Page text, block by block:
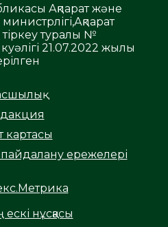
Ақпарат және
тіркеу туралы №
21.07.2022 жылы
картасы
ережелері
нұсқасы